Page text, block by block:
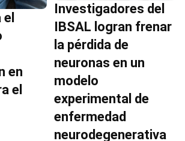
en
el
Investigadores del
IBSAL logran frenar
la pérdida de
neuronas en un
modelo
experimental de
enfermedad
neurodegenerativa